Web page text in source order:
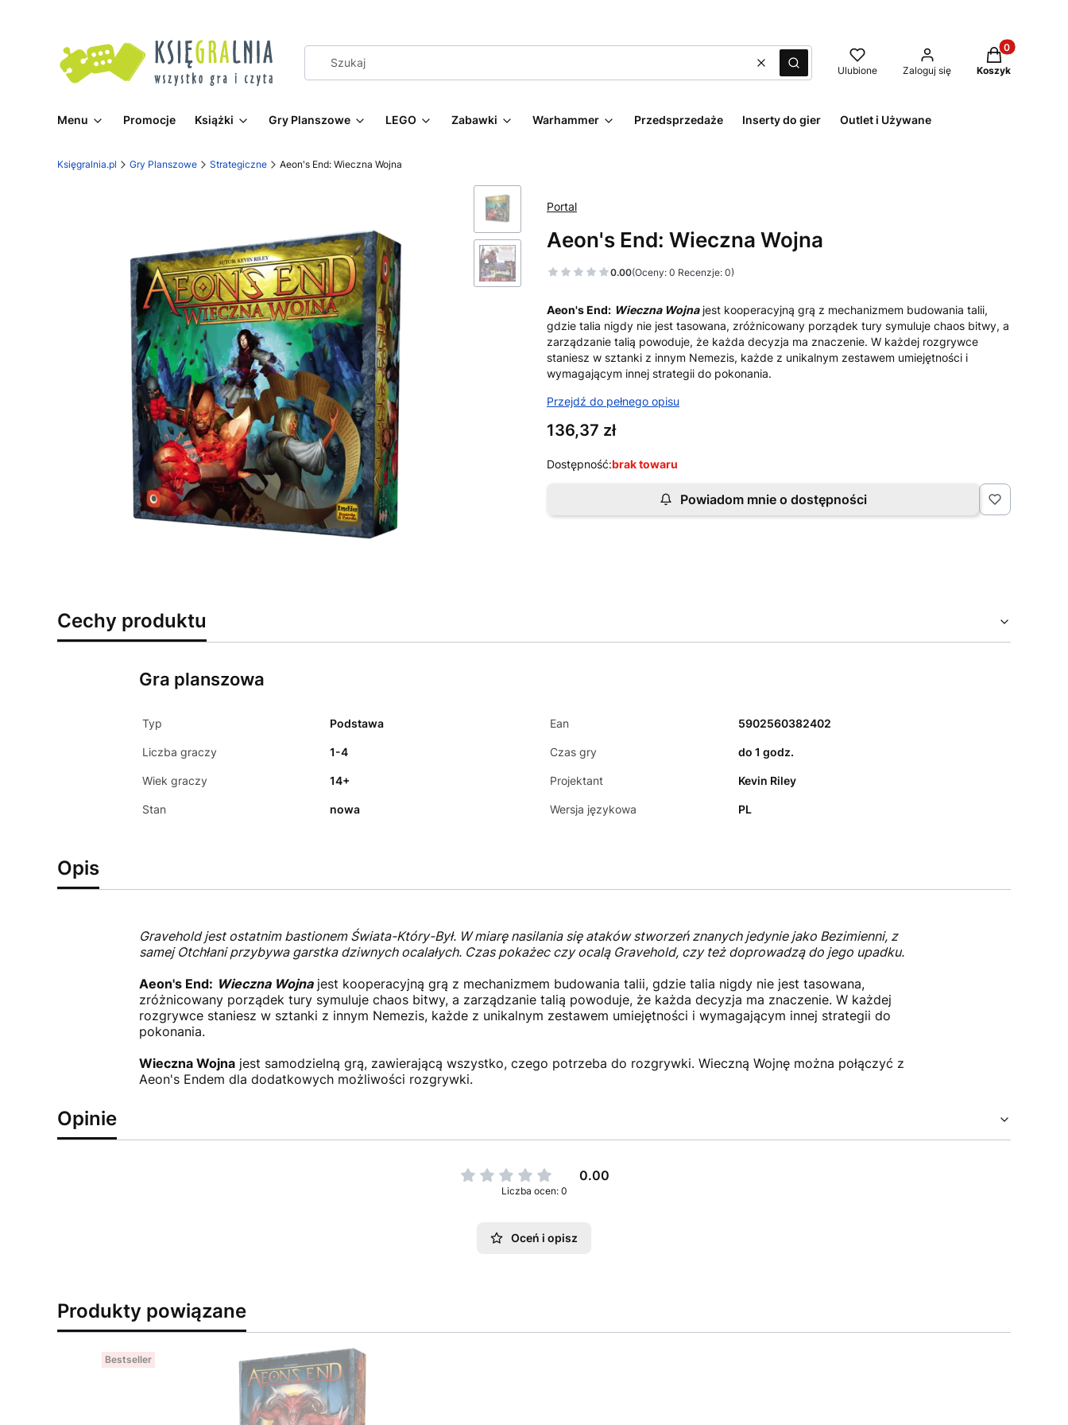
WyczyśćSzukaj Ulubione Zaloguj się
Produkty w
Koszyk
Menu Promocje Książki Gry Planszowe LEGO Zabawki Warhammer Przedsprzedaże Inserty do gier Outlet i Używane
Księgralnia.pl Gry Planszowe Strategiczne Aeon's End: Wieczna Wojna
Portal
Aeon's End: Wieczna Wojna
0.00(Oceny: 0 Recenzje: 0)
Aeon's End: Wieczna Wojnajest kooperacyjną grą z mechanizmem budowania talii,
gdzie talia nigdy nie jest tasowana, zróżnicowany porządek tury symuluje chaos bitwy, a
zarządzanie talią powoduje, że każda decyzja ma znaczenie. W każdej rozgrywce
staniesz w sztanki z innym Nemezis, każde z unikalnym zestawem umiejętności i
wymagającym innej strategii do pokonania.
Przejdź do pełnego opisu
Cena
136,37 zł
Dostępność:brak towaru
Powiadom mnie o dostępności
Cechy produktu
Gra planszowa
Typ Podstawa Ean 5902560382402
Liczba graczy 1-4 Czas gry do 1 godz.
Wiek graczy 14+ Projektant Kevin Riley
Stan nowa Wersja językowa PL
Opis
Gravehold jest ostatnim bastionem Świata-Który-Był. W miarę nasilania się ataków stworzeń znanych jedynie jako Bezimienni, z
samej Otchłani przybywa garstka dziwnych ocalałych. Czas pokażec czy ocalą Gravehold, czy też doprowadzą do jego upadku.
Aeon's End: Wieczna Wojnajest kooperacyjną grą z mechanizmem budowania talii, gdzie talia nigdy nie jest tasowana,
zróżnicowany porządek tury symuluje chaos bitwy, a zarządzanie talią powoduje, że każda decyzja ma znaczenie. W każdej
rozgrywce staniesz w sztanki z innym Nemezis, każde z unikalnym zestawem umiejętności i wymagającym innej strategii do
pokonania.
Wieczna Wojnajest samodzielną grą, zawierającą wszystko, czego potrzeba do rozgrywki. Wieczną Wojnę można połączyć z
Aeon's Endem dla dodatkowych możliwości rozgrywki.
Opinie
0.00
Liczba ocen: 0
Oceń i opisz
Produkty powiązane
Bestseller